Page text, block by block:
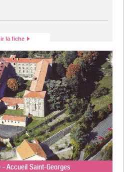
la fiche
Accueil Saint-Georges